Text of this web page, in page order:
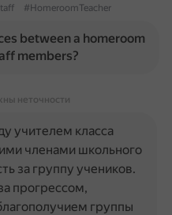
#HomeroomTeacher
between a homeroom
members?
неточности
учителем класса
членами школьного
за группу учеников.
прогрессом,
группы